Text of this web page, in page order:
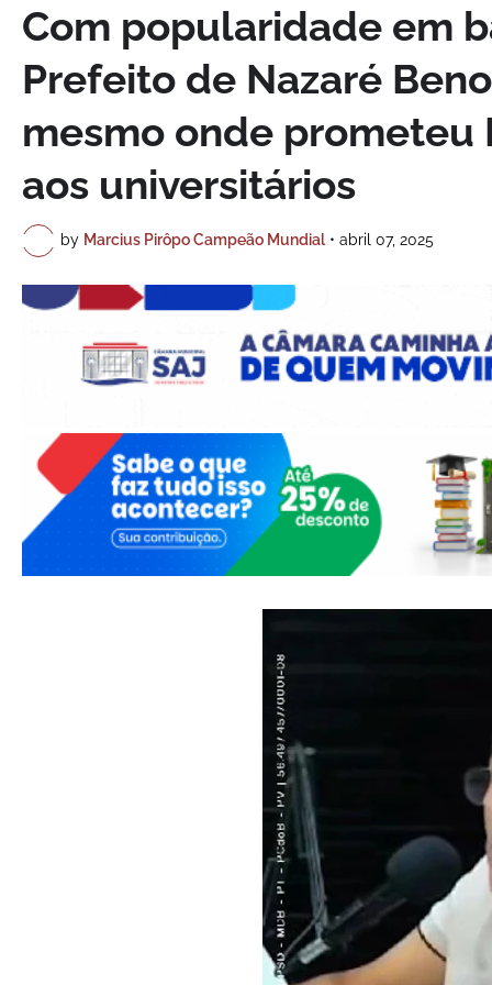
Com popularidade em
Prefeito de Nazaré
mesmo onde prometeu
aos universitários
by Marcius Pirôpo Campeão Mundial • abril 07, 2025